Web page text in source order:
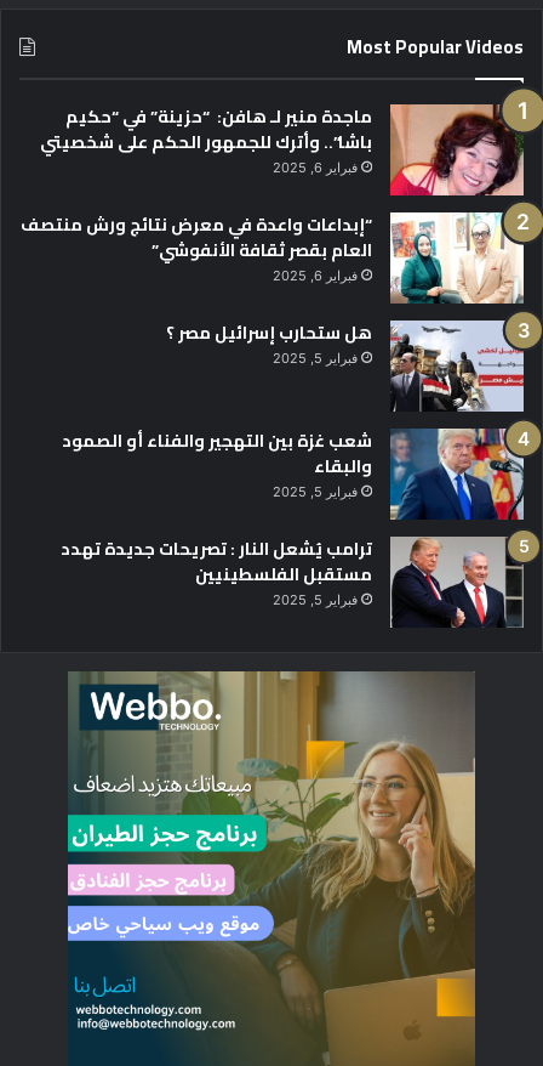
Most Popular Videos
ماجدة منير لـ هافن: “حزينة” في “حكيم
باشا”.. وأترك للجمهور الحكم على شخصيتي
فبراير 6, 2025
“إبداعات واعدة في معرض نتائج ورش منتصف
العام بقصر ثقافة الأنفوشي”
فبراير 6, 2025
هل ستحارب إسرائيل مصر ؟
فبراير 5, 2025
شعب غزة بين التهجير والفناء أو الصمود
والبقاء
فبراير 5, 2025
ترامب يُشعل النار : تصريحات جديدة تهدد
مستقبل الفلسطينيين
فبراير 5, 2025